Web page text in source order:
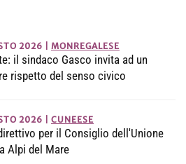
2026 MONREGALESE
il sindaco Gasco invita ad un
rispetto del senso civico
2026 CUNEESE
per il Consiglio dell'Unione
Alpi del Mare